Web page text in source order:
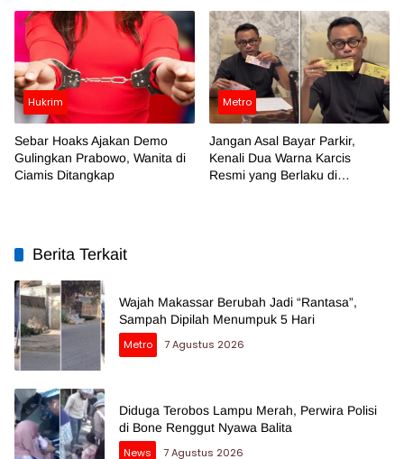
Hukrim
Sebar Hoaks Ajakan Demo
Gulingkan Prabowo, Wanita di
Ciamis Ditangkap
Metro
Jangan Asal Bayar Parkir,
Kenali Dua Warna Karcis
Resmi yang Berlaku di
Berita Terkait
Wajah Makassar Berubah Jadi “Rantasa”,
Sampah Dipilah Menumpuk 5 Hari
Metro
7 Agustus 2026
Diduga Terobos Lampu Merah, Perwira Polisi
di Bone Renggut Nyawa Balita
News
7 Agustus 2026